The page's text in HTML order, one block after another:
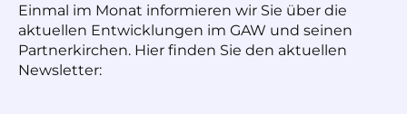
Einmal im Monat informieren wir Sie über die
aktuellen Entwicklungen im GAW und seinen
Partnerkirchen. Hier finden Sie den aktuellen
Newsletter: